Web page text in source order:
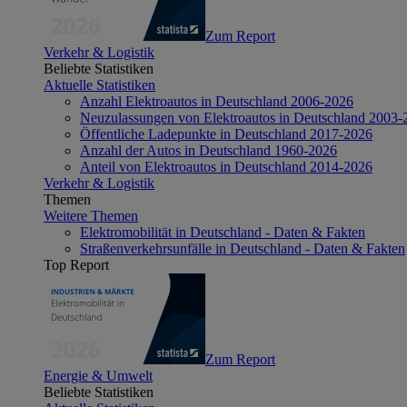
Zum Report
Verkehr & Logistik
Beliebte Statistiken
Aktuelle Statistiken
Anzahl Elektroautos in Deutschland 2006-2026
Neuzulassungen von Elektroautos in Deutschland 2003-
Öffentliche Ladepunkte in Deutschland 2017-2026
Anzahl der Autos in Deutschland 1960-2026
Anteil von Elektroautos in Deutschland 2014-2026
Verkehr & Logistik
Themen
Weitere Themen
Elektromobilität in Deutschland - Daten & Fakten
Straßenverkehrsunfälle in Deutschland - Daten & Fakten
Top Report
Zum Report
Energie & Umwelt
Beliebte Statistiken